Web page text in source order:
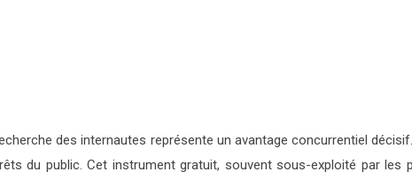
des internautes représente un avantage concurrentiel
du public. Cet instrument gratuit, souvent sous-exploité par les